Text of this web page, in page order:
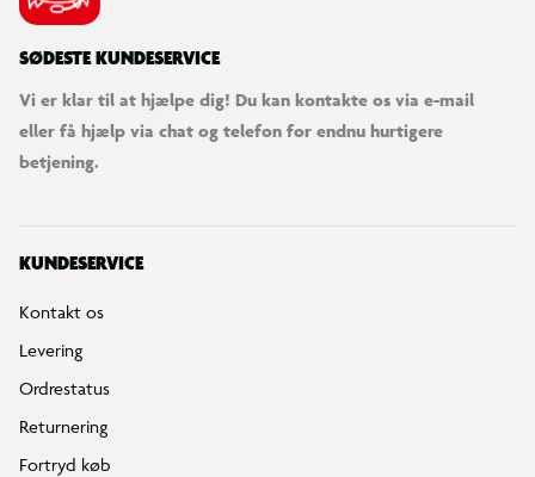
SØDESTE KUNDESERVICE
Vi er klar til at hjælpe dig! Du kan kontakte os via e-mail
eller få hjælp via chat og telefon for endnu hurtigere
betjening.
KUNDESERVICE
Kontakt os
Levering
Ordrestatus
Returnering
Fortryd køb